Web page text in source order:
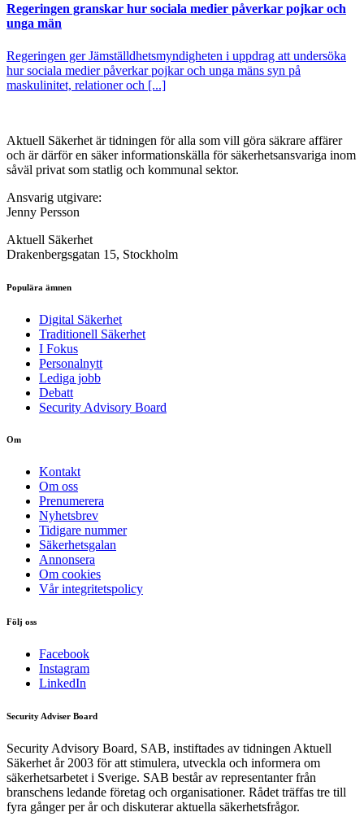
Regeringen granskar hur sociala medier påverkar pojkar och
unga män
Regeringen ger Jämställdhetsmyndigheten i uppdrag att undersöka
hur sociala medier påverkar pojkar och unga mäns syn på
maskulinitet, relationer och [...]
Aktuell Säkerhet är tidningen för alla som vill göra säkrare affärer
och är därför en säker informationskälla för säkerhets­ansvariga inom
såväl privat som statlig och kommunal sektor.
Ansvarig utgivare:
Jenny Persson
Aktuell Säkerhet
Drakenbergsgatan 15, Stockholm
Populära ämnen
Digital Säkerhet
Traditionell Säkerhet
I Fokus
Personalnytt
Lediga jobb
Debatt
Security Advisory Board
Om
Kontakt
Om oss
Prenumerera
Nyhetsbrev
Tidigare nummer
Säkerhetsgalan
Annonsera
Om cookies
Vår integritetspolicy
Följ oss
Facebook
Instagram
LinkedIn
Security Adviser Board
Security Advisory Board, SAB, instiftades av tidningen Aktuell
Säkerhet år 2003 för att stimulera, utveckla och informera om
säkerhetsarbetet i Sverige. SAB består av representanter från
branschens ledande företag och organisationer. Rådet träffas tre till
fyra gånger per år och diskuterar aktuella säkerhetsfrågor.